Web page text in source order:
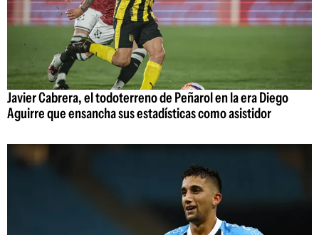
Javier Cabrera, el todoterreno de Peñarol en la era Diego
Aguirre que ensancha sus estadísticas como asistidor